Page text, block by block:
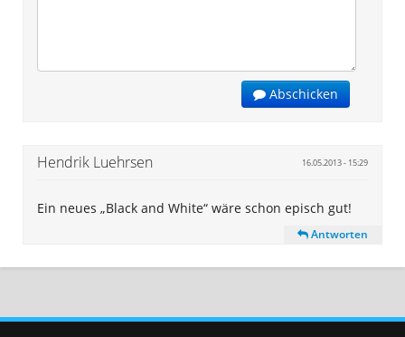
Abschicken
Hendrik Luehrsen 16.05.2013 - 15:29
Ein neues „Black and White“ wäre schon episch gut!
Antworten